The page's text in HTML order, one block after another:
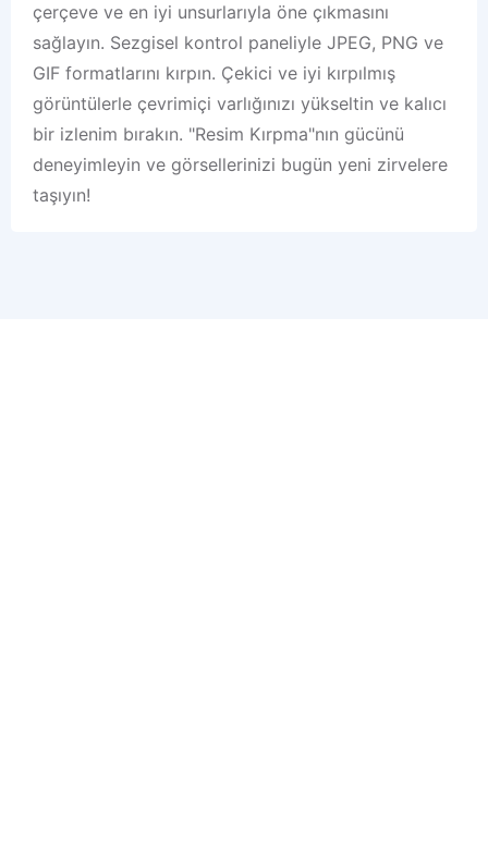
çerçeve ve en iyi unsurlarıyla öne çıkmasını
sağlayın. Sezgisel kontrol paneliyle JPEG, PNG ve
GIF formatlarını kırpın. Çekici ve iyi kırpılmış
görüntülerle çevrimiçi varlığınızı yükseltin ve kalıcı
bir izlenim bırakın. "Resim Kırpma"nın gücünü
deneyimleyin ve görsellerinizi bugün yeni zirvelere
taşıyın!